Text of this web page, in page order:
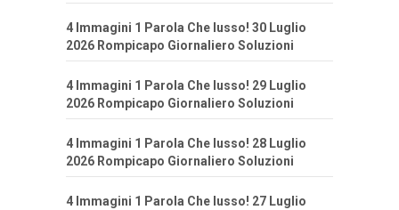
4 Immagini 1 Parola Che lusso! 30 Luglio
2026 Rompicapo Giornaliero Soluzioni
4 Immagini 1 Parola Che lusso! 29 Luglio
2026 Rompicapo Giornaliero Soluzioni
4 Immagini 1 Parola Che lusso! 28 Luglio
2026 Rompicapo Giornaliero Soluzioni
4 Immagini 1 Parola Che lusso! 27 Luglio